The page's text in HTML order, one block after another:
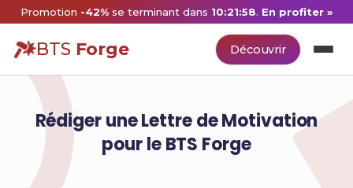
Promotion -42% se terminant dans 10:21:57. En profiter »
BTS Forge Découvrir
Rédiger une Lettre de Motivation
pour le BTS Forge